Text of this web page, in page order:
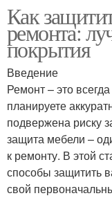
Как
ремонта:
покрытия
Введение
Ремонт – это
планируете
подвержена риску
защита мебели –
к ремонту. В этой
способы защитить
свой